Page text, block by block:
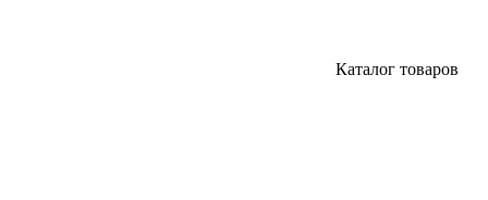
Каталог товаров